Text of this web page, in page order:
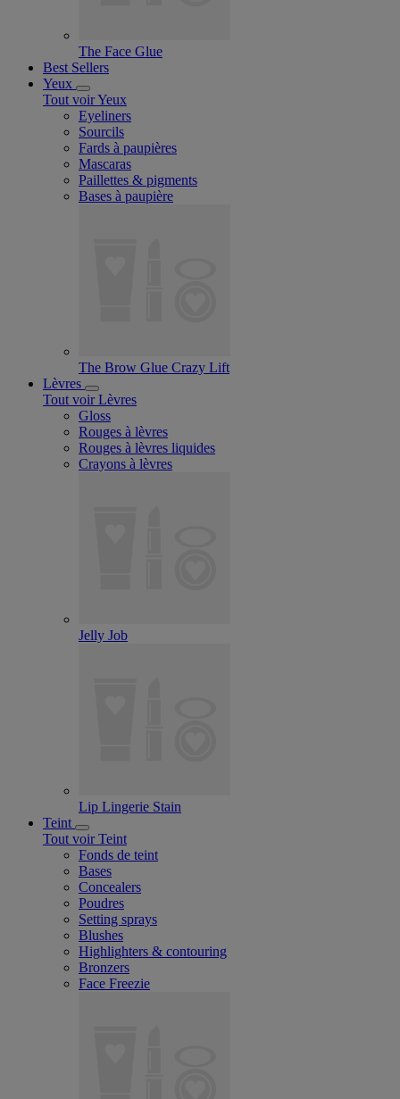
The Face Glue
Best Sellers
Yeux
Tout voir Yeux
Eyeliners
Sourcils
Fards à paupières
Mascaras
Paillettes & pigments
Bases à paupière
The Brow Glue Crazy Lift
Lèvres
Tout voir Lèvres
Gloss
Rouges à lèvres
Rouges à lèvres liquides
Crayons à lèvres
Jelly Job
Lip Lingerie Stain
Teint
Tout voir Teint
Fonds de teint
Bases
Concealers
Poudres
Setting sprays
Blushes
Highlighters & contouring
Bronzers
Face Freezie